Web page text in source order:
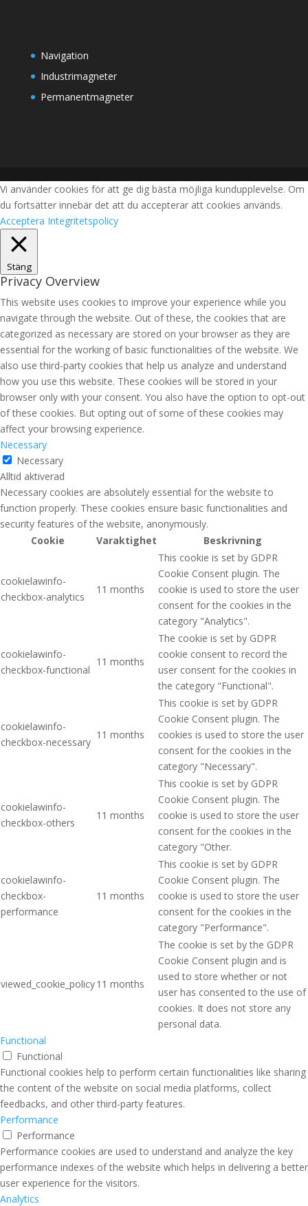
Navigation
Industrimagneter
Permanentmagneter
Vi använder cookies för att ge dig bästa möjliga kundupplevelse. Om
du fortsätter innebär det att du accepterar att cookies används.
Acceptera Integritetspolicy
Stäng
Privacy Overview
This website uses cookies to improve your experience while you
navigate through the website. Out of these, the cookies that are
categorized as necessary are stored on your browser as they are
essential for the working of basic functionalities of the website. We
also use third-party cookies that help us analyze and understand
how you use this website. These cookies will be stored in your
browser only with your consent. You also have the option to opt-out
of these cookies. But opting out of some of these cookies may
affect your browsing experience.
Necessary
Necessary
Alltid aktiverad
Necessary cookies are absolutely essential for the website to
function properly. These cookies ensure basic functionalities and
security features of the website, anonymously.
Cookie
Varaktighet Beskrivning
cookielawinfo-
checkbox-analytics
11 months
This cookie is set by GDPR
Cookie Consent plugin. The
cookie is used to store the user
consent for the cookies in the
category "Analytics".
cookielawinfo-
checkbox-functional
11 months
The cookie is set by GDPR
cookie consent to record the
user consent for the cookies in
the category "Functional".
cookielawinfo-
checkbox-necessary
11 months
This cookie is set by GDPR
Cookie Consent plugin. The
cookies is used to store the user
consent for the cookies in the
category "Necessary".
cookielawinfo-
checkbox-others
11 months
This cookie is set by GDPR
Cookie Consent plugin. The
cookie is used to store the user
consent for the cookies in the
category "Other.
cookielawinfo-
checkbox-
performance
11 months
This cookie is set by GDPR
Cookie Consent plugin. The
cookie is used to store the user
consent for the cookies in the
category "Performance".
viewed_cookie_policy11 months
The cookie is set by the GDPR
Cookie Consent plugin and is
used to store whether or not
user has consented to the use of
cookies. It does not store any
personal data.
Functional
Functional
Functional cookies help to perform certain functionalities like sharing
the content of the website on social media platforms, collect
feedbacks, and other third-party features.
Performance
Performance
Performance cookies are used to understand and analyze the key
performance indexes of the website which helps in delivering a better
user experience for the visitors.
Analytics